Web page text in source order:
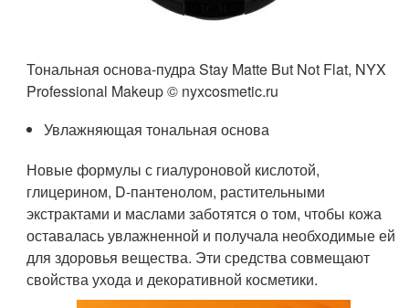
Тональная основа-пудра Stay Matte But Not Flat, NYX
Professional Makeup © nyxcosmetic.ru
Увлажняющая тональная основа
Новые формулы с гиалуроновой кислотой,
глицерином, D-пантенолом, растительными
экстрактами и маслами заботятся о том, чтобы кожа
оставалась увлажненной и получала необходимые ей
для здоровья вещества. Эти средства совмещают
свойства ухода и декоративной косметики.